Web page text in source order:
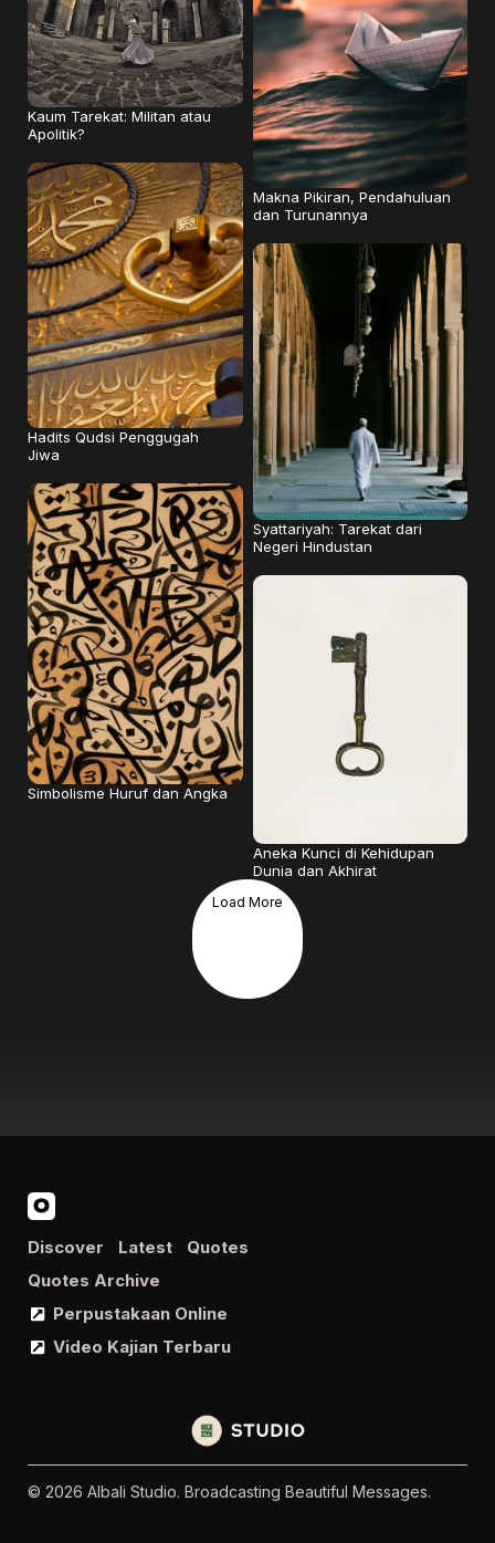
Kaum Tarekat: Militan atau
Apolitik?
Makna Pikiran, Pendahuluan
dan Turunannya
Hadits Qudsi Penggugah
Jiwa
Syattariyah: Tarekat dari
Negeri Hindustan
Simbolisme Huruf dan Angka
Aneka Kunci di Kehidupan
Dunia dan Akhirat
Load More
Discover Latest
Quotes
Quotes Archive
Perpustakaan Online
Video Kajian Terbaru
© 2026 Albali Studio. Broadcasting Beautiful Messages.